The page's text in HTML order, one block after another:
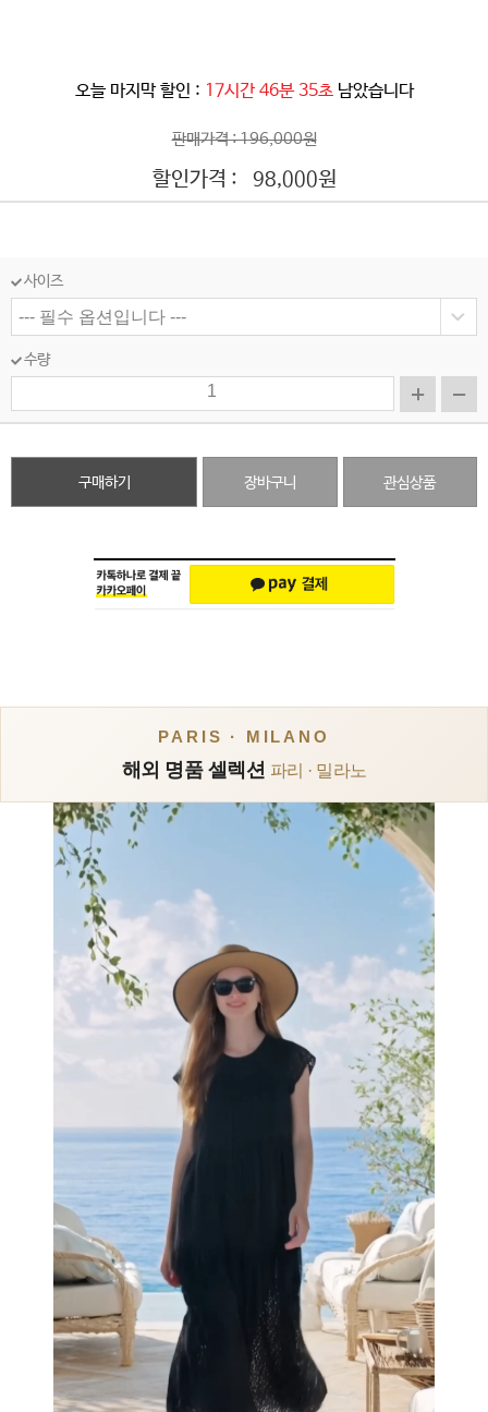
오늘 마지막 할인 : 17시간 46분 33초 남았습니다
판매가격 : 196,000원
할인가격 : 98,000원
사이즈
수량
구매하기 장바구니 관심상품
PARIS · MILANO
해외 명품 셀렉션 파리 · 밀라노